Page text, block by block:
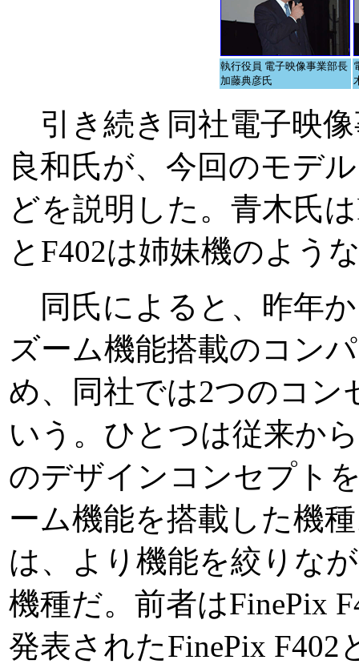
執行役員 電子映像事業部長
加藤典彦氏
引き続き同社電子映
良和氏が、今回のモデ
どを説明した。青木氏
とF402は姉妹機のよう
同氏によると、昨年
ズーム機能搭載のコン
め、同社では2つのコ
いう。ひとつは従来か
のデザインコンセプト
ーム機能を搭載した機
は、より機能を絞りな
機種だ。前者はFinePix
発表されたFinePix